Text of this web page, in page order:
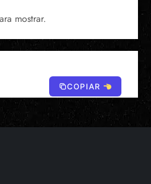
mostrar.
COPIAR